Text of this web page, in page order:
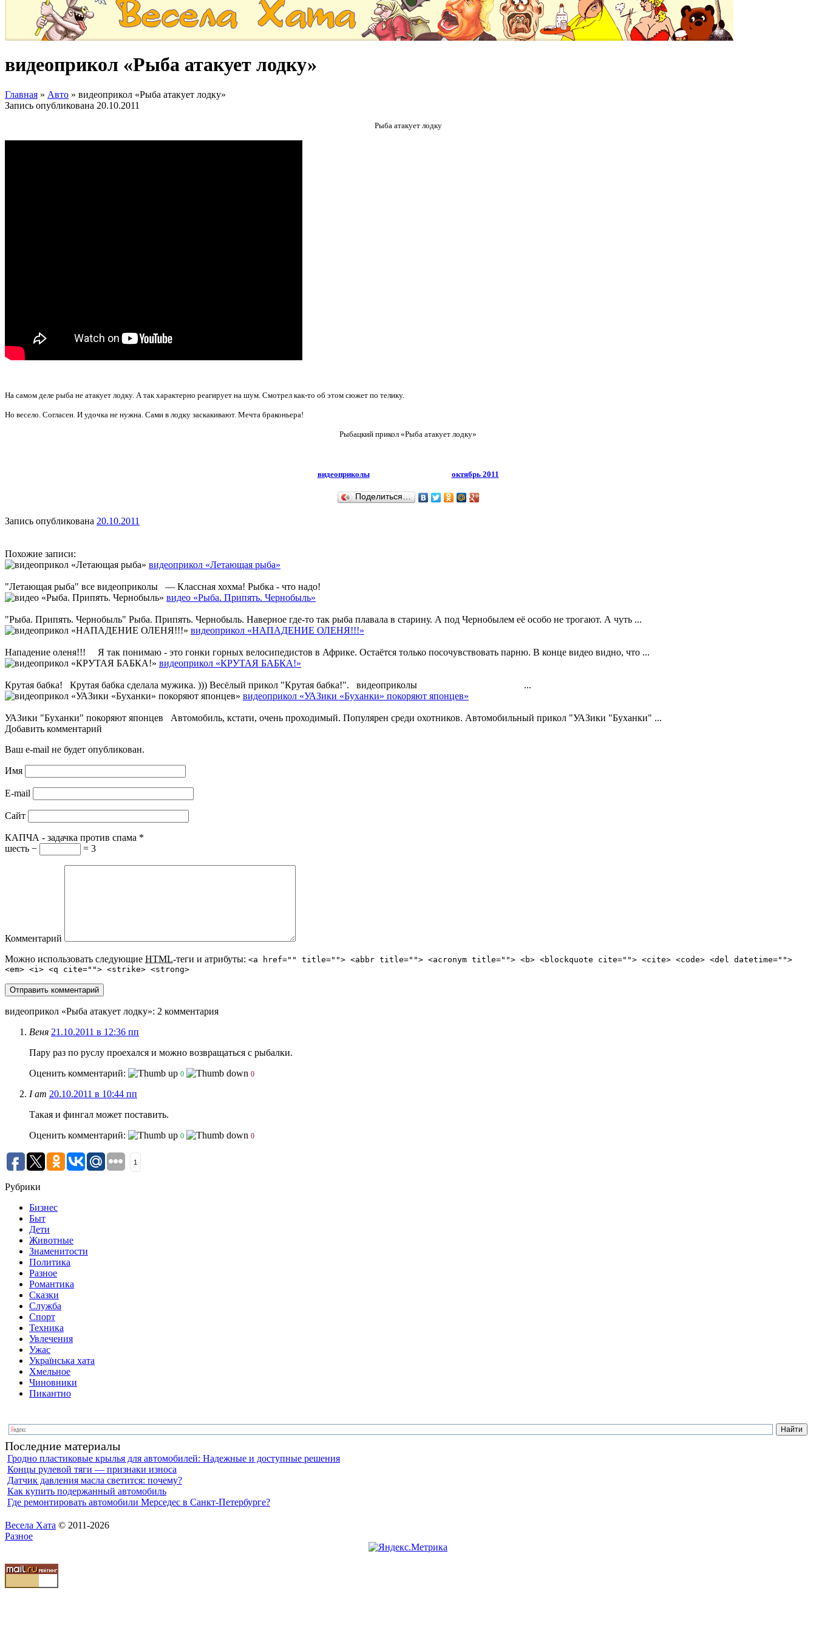
видеоприкол «Рыба атакует лодку»
Главная » Авто » видеоприкол «Рыба атакует лодку»
Запись опубликована 20.10.2011
Рыба атакует лодку
На самом деле рыба не атакует лодку. А так характерно реагирует на шум. Смотрел как-то об этом сюжет по телику.
Но весело. Согласен. И удочка не нужна. Сами в лодку заскакивают. Мечта браконьера!
Рыбацкий прикол «Рыба атакует лодку»
видеоприколы октябрь 2011
Поделиться…
Запись опубликована 20.10.2011
Похожие записи:
видеоприкол «Летающая рыба»
"Летающая рыба" все видеоприколы — Классная хохма! Рыбка - что надо!
видео «Рыба. Припять. Чернобыль»
"Рыба. Припять. Чернобыль" Рыба. Припять. Чернобыль. Наверное где-то так рыба плавала в старину. А под Чернобылем её особо не трогают. А чуть ...
видеоприкол «НАПАДЕНИЕ ОЛЕНЯ!!!»
Нападение оленя!!! Я так понимаю - это гонки горных велосипедистов в Африке. Остаётся только посочувствовать парню. В конце видео видно, что ...
видеоприкол «КРУТАЯ БАБКА!»
Крутая бабка! Крутая бабка сделала мужика. ))) Весёлый прикол "Крутая бабка!". видеоприколы ...
видеоприкол «УАЗики «Буханки» покоряют японцев»
УАЗики "Буханки" покоряют японцев Автомобиль, кстати, очень проходимый. Популярен среди охотников. Автомобильный прикол "УАЗики "Буханки" ...
Добавить комментарий
Ваш e-mail не будет опубликован.
Имя
E-mail
Сайт
КАПЧА - задачка против спама *
шесть −
= 3
Комментарий
Можно использовать следующие HTML-теги и атрибуты: <a href="" title=""> <abbr title=""> <acronym title=""> <b> <blockquote cite=""> <cite> <code> <del datetime="">
<em> <i> <q cite=""> <strike> <strong>
видеоприкол «Рыба атакует лодку»: 2 комментария
Веня 21.10.2011 в 12:36 пп
Пару раз по руслу проехался и можно возвращаться с рыбалки.
Оценить комментарий:
0 0
I am 20.10.2011 в 10:44 пп
Такая и фингал может поставить.
Оценить комментарий:
0 0
1
Рубрики
Бизнес
Быт
Дети
Животные
Знаменитости
Политика
Разное
Романтика
Сказки
Служба
Спорт
Техника
Увлечения
Ужас
Українська хата
Хмельное
Чиновники
Пикантно
Последние материалы
Гродно пластиковые крылья для автомобилей: Надежные и доступные решения
Концы рулевой тяги — признаки износа
Датчик давления масла светится: почему?
Как купить подержанный автомобиль
Где ремонтировать автомобили Мерседес в Санкт-Петербурге?
Весела Хата © 2011-2026
Разное